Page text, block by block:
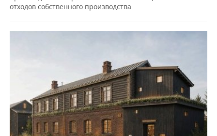
отходов собственного производства